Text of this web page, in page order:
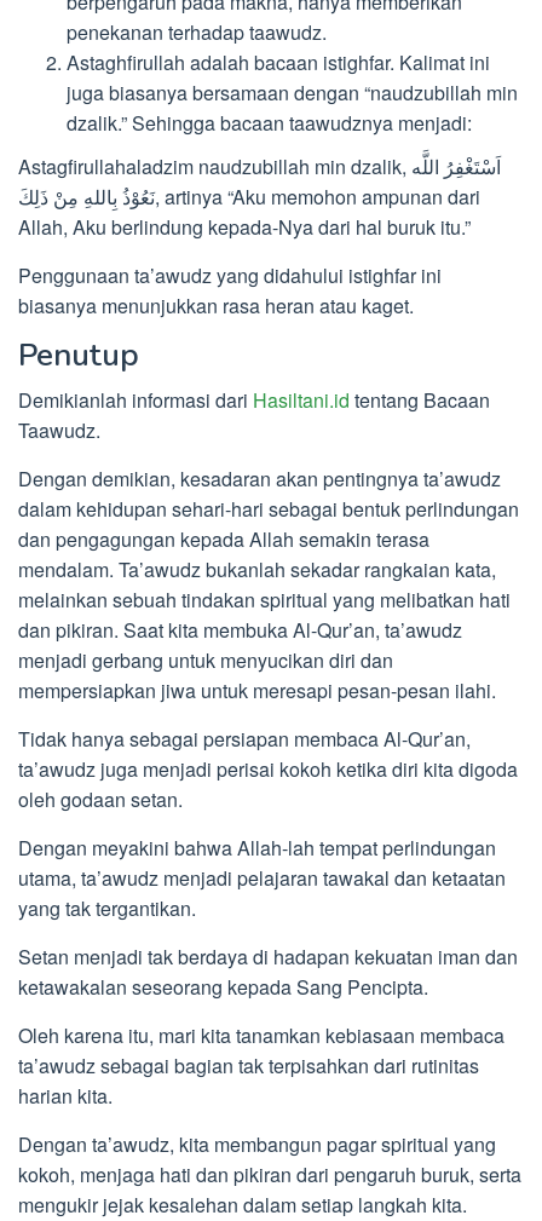
penekanan terhadap taawudz.
Astaghfirullah adalah bacaan istighfar. Kalimat ini
juga biasanya bersamaan dengan “naudzubillah min
dzalik.” Sehingga bacaan taawudznya menjadi:
Astagfirullahaladzim naudzubillah min dzalik, اَسْتَغْفِرُ اللَّه
نَعُوْذُ بِاللهِ مِنْ ذَلِكَ, artinya “Aku memohon ampunan dari
Allah, Aku berlindung kepada-Nya dari hal buruk itu.”
Penggunaan ta’awudz yang didahului istighfar ini
biasanya menunjukkan rasa heran atau kaget.
Penutup
Demikianlah informasi dari Hasiltani.id tentang Bacaan
Taawudz.
Dengan demikian, kesadaran akan pentingnya ta’awudz
dalam kehidupan sehari-hari sebagai bentuk perlindungan
dan pengagungan kepada Allah semakin terasa
mendalam. Ta’awudz bukanlah sekadar rangkaian kata,
melainkan sebuah tindakan spiritual yang melibatkan hati
dan pikiran. Saat kita membuka Al-Qur’an, ta’awudz
menjadi gerbang untuk menyucikan diri dan
mempersiapkan jiwa untuk meresapi pesan-pesan ilahi.
Tidak hanya sebagai persiapan membaca Al-Qur’an,
ta’awudz juga menjadi perisai kokoh ketika diri kita digoda
oleh godaan setan.
Dengan meyakini bahwa Allah-lah tempat perlindungan
utama, ta’awudz menjadi pelajaran tawakal dan ketaatan
yang tak tergantikan.
Setan menjadi tak berdaya di hadapan kekuatan iman dan
ketawakalan seseorang kepada Sang Pencipta.
Oleh karena itu, mari kita tanamkan kebiasaan membaca
ta’awudz sebagai bagian tak terpisahkan dari rutinitas
harian kita.
Dengan ta’awudz, kita membangun pagar spiritual yang
kokoh, menjaga hati dan pikiran dari pengaruh buruk, serta
mengukir jejak kesalehan dalam setiap langkah kita.